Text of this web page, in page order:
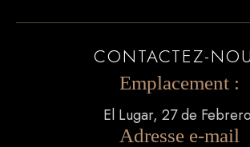
CONTACTEZ-
Emplacement :
El Lugar, 27 de
Adresse e-mail